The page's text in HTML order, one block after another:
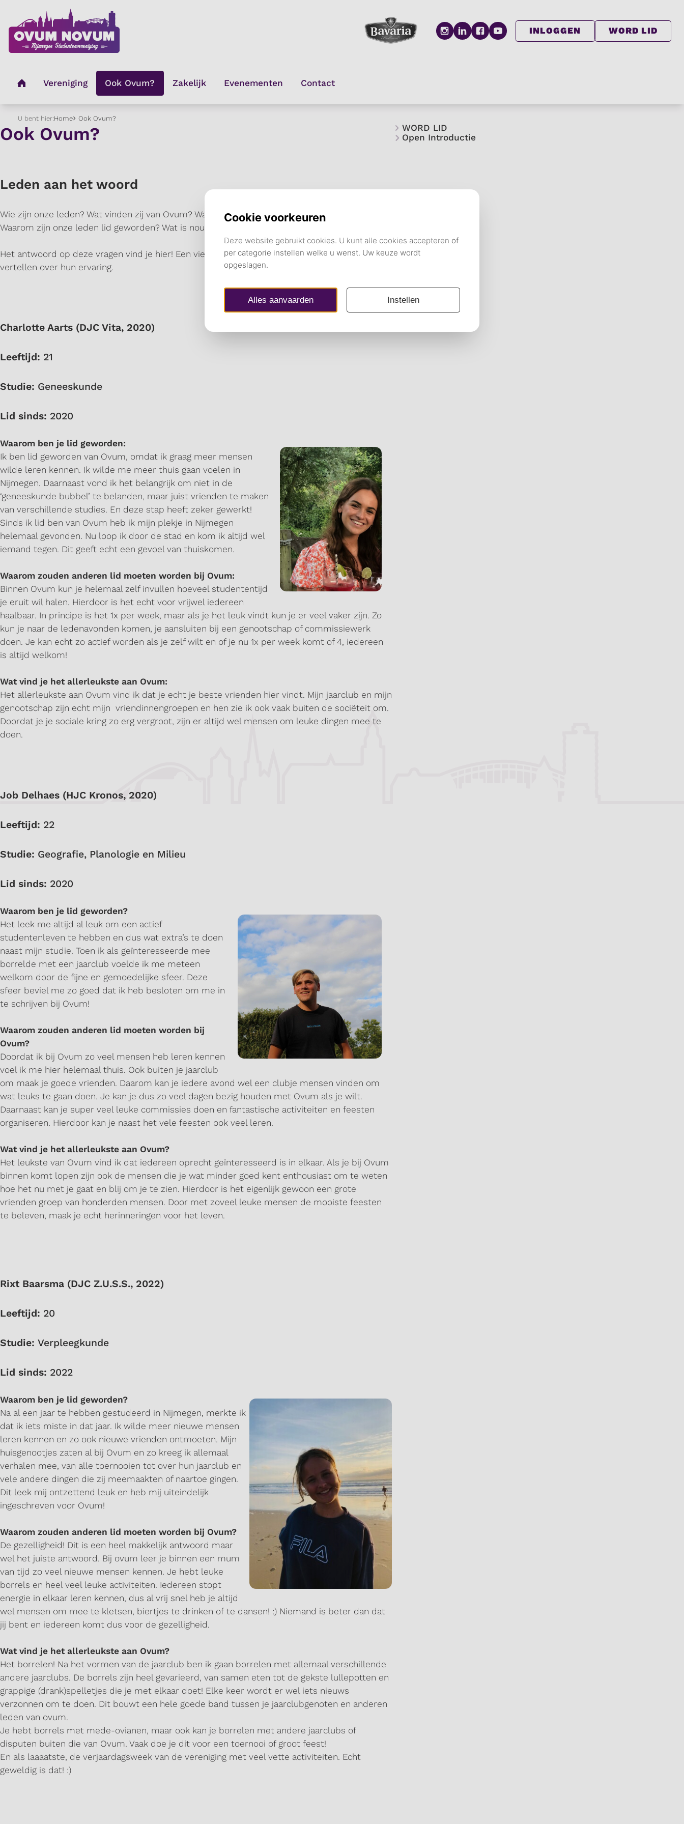
INLOGGEN WORD LID
U bent hier:Home Ook Ovum?
Ook Ovum?
Leden aan het woord
Wie zijn onze leden? Wat vinden zij van Ovum? Waarom zou je lid worden bij onze vereniging?
Waarom zijn onze leden lid geworden? Wat is nou het allerleukste aan Ovum?
Het antwoord op deze vragen vind je hier! Een viertal leden zijn hier aan het woord en
vertellen over hun ervaring.
Charlotte Aarts (DJC Vita, 2020)
Leeftijd: 21
Studie: Geneeskunde
Lid sinds: 2020
Waarom ben je lid geworden:
Ik ben lid geworden van Ovum, omdat ik graag meer mensen
wilde leren kennen. Ik wilde me meer thuis gaan voelen in
Nijmegen. Daarnaast vond ik het belangrijk om niet in de
‘geneeskunde bubbel’ te belanden, maar juist vrienden te maken
van verschillende studies. En deze stap heeft zeker gewerkt!
Sinds ik lid ben van Ovum heb ik mijn plekje in Nijmegen
helemaal gevonden. Nu loop ik door de stad en kom ik altijd wel
iemand tegen. Dit geeft echt een gevoel van thuiskomen.
Waarom zouden anderen lid moeten worden bij Ovum:
Binnen Ovum kun je helemaal zelf invullen hoeveel studententijd
je eruit wil halen. Hierdoor is het echt voor vrijwel iedereen
haalbaar. In principe is het 1x per week, maar als je het leuk vindt kun je er veel vaker zijn. Zo
kun je naar de ledenavonden komen, je aansluiten bij een genootschap of commissiewerk
doen. Je kan echt zo actief worden als je zelf wilt en of je nu 1x per week komt of 4, iedereen
is altijd welkom!
Wat vind je het allerleukste aan Ovum:
Het allerleukste aan Ovum vind ik dat je echt je beste vrienden hier vindt. Mijn jaarclub en mijn
genootschap zijn echt mijn vriendinnengroepen en hen zie ik ook vaak buiten de sociëteit om.
Doordat je je sociale kring zo erg vergroot, zijn er altijd wel mensen om leuke dingen mee te
doen.
Job Delhaes (HJC Kronos, 2020)
Leeftijd: 22
Studie: Geografie, Planologie en Milieu
Lid sinds: 2020
Waarom ben je lid geworden?
Het leek me altijd al leuk om een actief
studentenleven te hebben en dus wat extra’s te doen
naast mijn studie. Toen ik als geïnteresseerde mee
borrelde met een jaarclub voelde ik me meteen
welkom door de fijne en gemoedelijke sfeer. Deze
sfeer beviel me zo goed dat ik heb besloten om me in
te schrijven bij Ovum!
Waarom zouden anderen lid moeten worden bij
Ovum?
Doordat ik bij Ovum zo veel mensen heb leren kennen
voel ik me hier helemaal thuis. Ook buiten je jaarclub
om maak je goede vrienden. Daarom kan je iedere avond wel een clubje mensen vinden om
wat leuks te gaan doen. Je kan je dus zo veel dagen bezig houden met Ovum als je wilt.
Daarnaast kan je super veel leuke commissies doen en fantastische activiteiten en feesten
organiseren. Hierdoor kan je naast het vele feesten ook veel leren.
Wat vind je het allerleukste aan Ovum?
Het leukste van Ovum vind ik dat iedereen oprecht geïnteresseerd is in elkaar. Als je bij Ovum
binnen komt lopen zijn ook de mensen die je wat minder goed kent enthousiast om te weten
hoe het nu met je gaat en blij om je te zien. Hierdoor is het eigenlijk gewoon een grote
vrienden groep van honderden mensen. Door met zoveel leuke mensen de mooiste feesten
te beleven, maak je echt herinneringen voor het leven.
Rixt Baarsma (DJC Z.U.S.S., 2022)
Leeftijd: 20
Studie: Verpleegkunde
Lid sinds: 2022
Waarom ben je lid geworden?
Na al een jaar te hebben gestudeerd in Nijmegen, merkte ik
dat ik iets miste in dat jaar. Ik wilde meer nieuwe mensen
leren kennen en zo ook nieuwe vrienden ontmoeten. Mijn
huisgenootjes zaten al bij Ovum en zo kreeg ik allemaal
verhalen mee, van alle toernooien tot over hun jaarclub en
vele andere dingen die zij meemaakten of naartoe gingen.
Dit leek mij ontzettend leuk en heb mij uiteindelijk
ingeschreven voor Ovum!
Waarom zouden anderen lid moeten worden bij Ovum?
De gezelligheid! Dit is een heel makkelijk antwoord maar
wel het juiste antwoord. Bij ovum leer je binnen een mum
van tijd zo veel nieuwe mensen kennen. Je hebt leuke
borrels en heel veel leuke activiteiten. Iedereen stopt
energie in elkaar leren kennen, dus al vrij snel heb je altijd
wel mensen om mee te kletsen, biertjes te drinken of te dansen! :) Niemand is beter dan dat
jij bent en iedereen komt dus voor de gezelligheid.
Wat vind je het allerleukste aan Ovum?
Het borrelen! Na het vormen van de jaarclub ben ik gaan borrelen met allemaal verschillende
andere jaarclubs. De borrels zijn heel gevarieerd, van samen eten tot de gekste lullepotten en
grappige (drank)spelletjes die je met elkaar doet! Elke keer wordt er wel iets nieuws
verzonnen om te doen. Dit bouwt een hele goede band tussen je jaarclubgenoten en anderen
leden van ovum.
Je hebt borrels met mede-ovianen, maar ook kan je borrelen met andere jaarclubs of
disputen buiten die van Ovum. Vaak doe je dit voor een toernooi of groot feest!
En als laaaatste, de verjaardagsweek van de vereniging met veel vette activiteiten. Echt
geweldig is dat! :)
WORD LID
Open Introductie